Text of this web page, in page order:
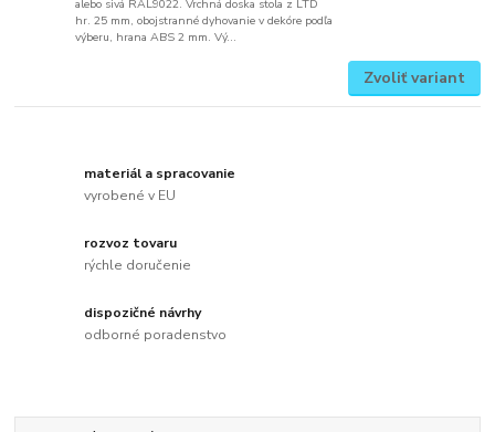
alebo sivá RAL9022. Vrchná doska stola z LTD
hr. 25 mm, obojstranné dyhovanie v dekóre podľa
výberu, hrana ABS 2 mm. Vý...
Zvoliť variant
materiál a spracovanie
vyrobené v EU
rozvoz tovaru
rýchle doručenie
dispozičné návrhy
odborné poradenstvo